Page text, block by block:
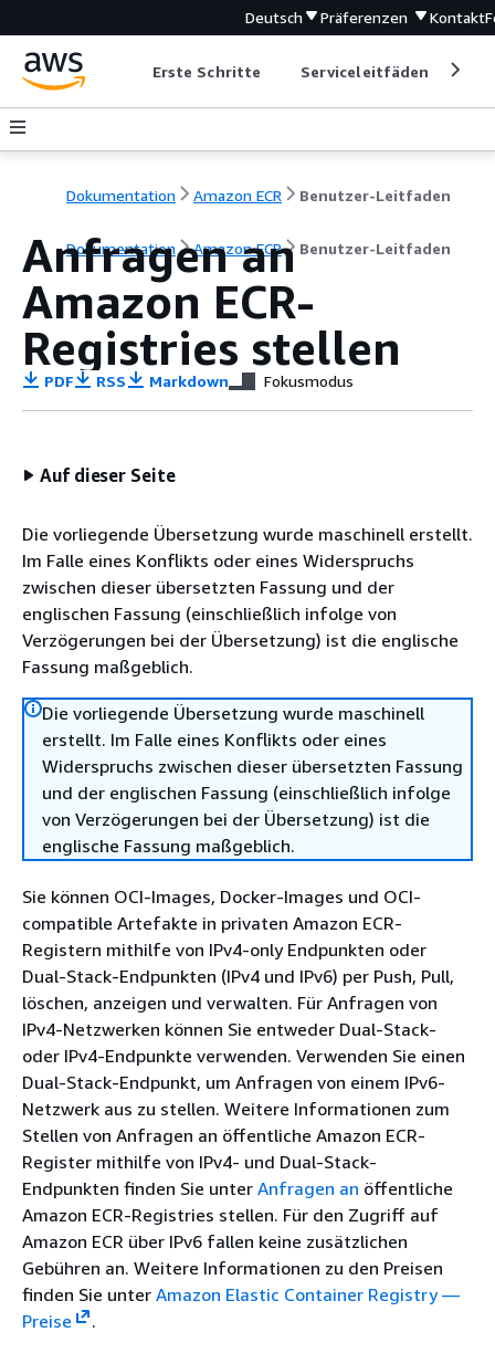
Deutsch Präferenzen Kontakt
Erste Schritte Serviceleitfäden
Dokumentation Amazon ECR Benutzer-Leitfaden
Dokumentation Amazon ECR Benutzer-Leitfaden
Anfragen an
Amazon ECR-
Registries stellen
PDF RSS Markdown Fokusmodus
Auf dieser Seite
Die vorliegende Übersetzung wurde maschinell erstellt.
Im Falle eines Konflikts oder eines Widerspruchs
zwischen dieser übersetzten Fassung und der
englischen Fassung (einschließlich infolge von
Verzögerungen bei der Übersetzung) ist die englische
Fassung maßgeblich.
Die vorliegende Übersetzung wurde maschinell
erstellt. Im Falle eines Konflikts oder eines
Widerspruchs zwischen dieser übersetzten Fassung
und der englischen Fassung (einschließlich infolge
von Verzögerungen bei der Übersetzung) ist die
englische Fassung maßgeblich.
Sie können OCI-Images, Docker-Images und OCI-
compatible Artefakte in privaten Amazon ECR-
Registern mithilfe von IPv4-only Endpunkten oder
Dual-Stack-Endpunkten (IPv4 und IPv6) per Push, Pull,
löschen, anzeigen und verwalten. Für Anfragen von
IPv4-Netzwerken können Sie entweder Dual-Stack-
oder IPv4-Endpunkte verwenden. Verwenden Sie einen
Dual-Stack-Endpunkt, um Anfragen von einem IPv6-
Netzwerk aus zu stellen. Weitere Informationen zum
Stellen von Anfragen an öffentliche Amazon ECR-
Register mithilfe von IPv4- und Dual-Stack-
Endpunkten finden Sie unter Anfragen an öffentliche
Amazon ECR-Registries stellen. Für den Zugriff auf
Amazon ECR über IPv6 fallen keine zusätzlichen
Gebühren an. Weitere Informationen zu den Preisen
finden Sie unter Amazon Elastic Container Registry —
Preise
.